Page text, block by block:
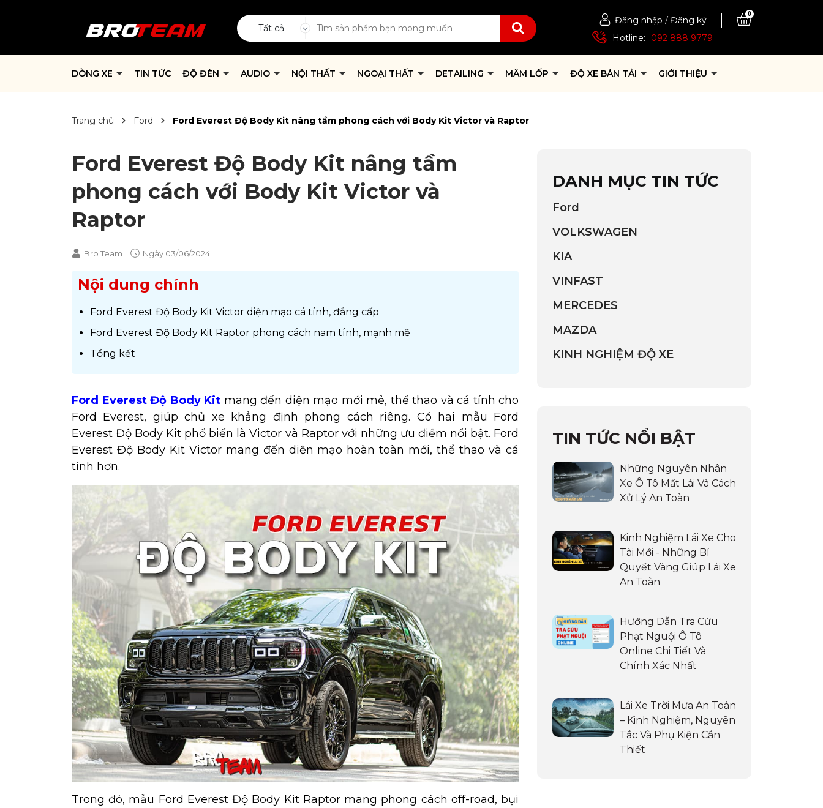
Đăng nhập / Đăng ký
0
Hotline: 092 888 9779
Tất cả
DÒNG XE TIN TỨC ĐỘ ĐÈN AUDIO NỘI THẤT NGOẠI THẤT DETAILING MÂM LỐP ĐỘ XE BÁN TẢI GIỚI THIỆU
Trang chủ Ford Ford Everest Độ Body Kit nâng tầm phong cách với Body Kit Victor và Raptor
Ford Everest Độ Body Kit nâng tầm
phong cách với Body Kit Victor và
Raptor
Bro Team Ngày 03/06/2024
Nội dung chính
Ford Everest Độ Body Kit Victor diện mạo cá tính, đẳng cấp
Ford Everest Độ Body Kit Raptor phong cách nam tính, mạnh mẽ
Tổng kết
Ford Everest Độ Body Kit mang đến diện mạo mới mẻ, thể thao và cá tính cho
Ford Everest, giúp chủ xe khẳng định phong cách riêng. Có hai mẫu Ford
Everest Độ Body Kit phổ biến là Victor và Raptor với những ưu điểm nổi bật. Ford
Everest Độ Body Kit Victor mang đến diện mạo hoàn toàn mới, thể thao và cá
tính hơn.
Trong đó, mẫu Ford Everest Độ Body Kit Raptor mang phong cách off-road, bụi
DANH MỤC TIN TỨC
Ford
VOLKSWAGEN
KIA
VINFAST
MERCEDES
MAZDA
KINH NGHIỆM ĐỘ XE
TIN TỨC NỔI BẬT
Những Nguyên Nhân
Xe Ô Tô Mất Lái Và Cách
Xử Lý An Toàn
Kinh Nghiệm Lái Xe Cho
Tài Mới - Những Bí
Quyết Vàng Giúp Lái Xe
An Toàn
Hướng Dẫn Tra Cứu
Phạt Nguội Ô Tô
Online Chi Tiết Và
Chính Xác Nhất
Lái Xe Trời Mưa An Toàn
– Kinh Nghiệm, Nguyên
Tắc Và Phụ Kiện Cần
Thiết